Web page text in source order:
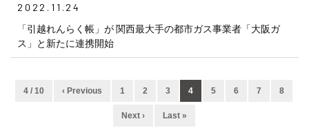
2022.11.24
「引越れんらく帳」が 関西最大手の都市ガス事業者「大阪ガ
ス」と新たに連携開始
4 / 10 ‹ Previous 1 2 3 4 5 6 7 8
Next › Last »